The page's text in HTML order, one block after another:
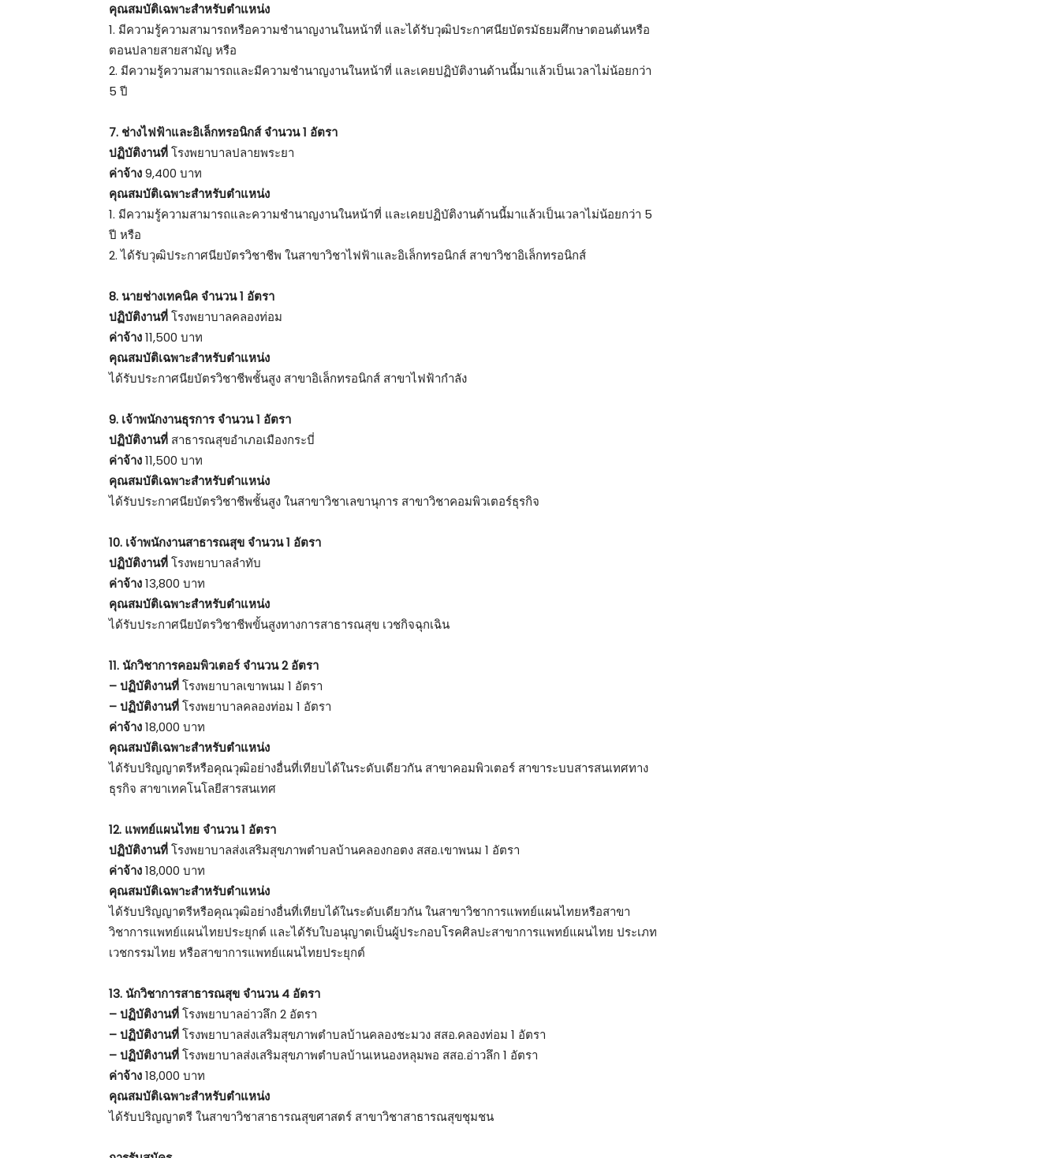
คุณสมบัติเฉพาะสำหรับตำแหน่ง
1. มีความรู้ความสามารถหรือความชำนาญงานในหน้าที่ และได้รับวุฒิประกาศนียบัตรมัธยมศึกษาตอนต้นหรือ
ตอนปลายสายสามัญ หรือ
2. มีความรู้ความสามารถและมีความชำนาญงานในหน้าที่ และเคยปฏิบัติงานด้านนี้มาแล้วเป็นเวลาไม่น้อยกว่า
5 ปี
7. ช่างไฟฟ้าและอิเล็กทรอนิกส์ จำนวน 1 อัตรา
ปฏิบัติงานที่โรงพยาบาลปลายพระยา
ค่าจ้าง9,400 บาท
คุณสมบัติเฉพาะสำหรับตำแหน่ง
1. มีความรู้ความสามารถและความชำนาญงานในหน้าที่ และเคยปฏิบัติงานต้านนี้มาแล้วเป็นเวลาไม่น้อยกว่า 5
ปี หรือ
2. ได้รับวุฒิประกาศนียบัตรวิชาชีพ ในสาขาวิชาไฟฟ้าและอิเล็กทรอนิกส์ สาขาวิชาอิเล็กทรอนิกส์
8. นายช่างเทคนิค จำนวน 1 อัตรา
ปฏิบัติงานที่โรงพยาบาลคลองท่อม
ค่าจ้าง11,500 บาท
คุณสมบัติเฉพาะสำหรับตำแหน่ง
ได้รับประกาศนียบัตรวิชาชีพชั้นสูง สาขาอิเล็กทรอนิกส์ สาขาไฟฟ้ากำลัง
9. เจ้าพนักงานธุรการ จำนวน 1 อัตรา
ปฏิบัติงานที่ สาธารณสุขอำเภอเมืองกระบี่
ค่าจ้าง11,500 บาท
คุณสมบัติเฉพาะสำหรับตำแหน่ง
ได้รับประกาศนียบัตรวิชาชีพชั้นสูง ในสาขาวิชาเลขานุการ สาขาวิชาคอมพิวเตอร์ธุรกิจ
10. เจ้าพนักงานสาธารณสุข จำนวน 1 อัตรา
ปฏิบัติงานที่โรงพยาบาลลำทับ
ค่าจ้าง13,800 บาท
คุณสมบัติเฉพาะสำหรับตำแหน่ง
ได้รับประกาศนียบัตรวิชาชีพขั้นสูงทางการสาธารณสุข เวชกิจฉุกเฉิน
11. นักวิชาการคอมพิวเตอร์ จำนวน 2 อัตรา
– ปฏิบัติงานที่โรงพยาบาลเขาพนม 1 อัตรา
– ปฏิบัติงานที่โรงพยาบาลคลองท่อม 1 อัตรา
ค่าจ้าง18,000 บาท
คุณสมบัติเฉพาะสำหรับตำแหน่ง
ได้รับปริญญาตรีหรือคุณวุฒิอย่างอื่นที่เทียบได้ในระดับเดียวกัน สาขาคอมพิวเตอร์ สาขาระบบสารสนเทศทาง
ธุรกิจ สาขาเทคโนโลยีสารสนเทศ
12. แพทย์แผนไทย จำนวน 1 อัตรา
ปฏิบัติงานที่โรงพยาบาลส่งเสริมสุขภาพตำบลบ้านคลองกอตง สสอ.เขาพนม 1 อัตรา
ค่าจ้าง18,000 บาท
คุณสมบัติเฉพาะสำหรับตำแหน่ง
ได้รับปริญญาตรีหรือคุณวุฒิอย่างอื่นที่เทียบได้ในระดับเดียวกัน ในสาขาวิชาการแพทย์แผนไทยหรือสาขา
วิชาการแพทย์แผนไทยประยุกต์ และได้รับใบอนุญาตเป็นผู้ประกอบโรคศิลปะสาขาการแพทย์แผนไทย ประเภท
เวชกรรมไทย หรือสาขาการแพทย์แผนไทยประยุกต์
13. นักวิชาการสาธารณสุข จำนวน 4 อัตรา
– ปฏิบัติงานที่โรงพยาบาลอ่าวลึก 2 อัตรา
– ปฏิบัติงานที่โรงพยาบาลส่งเสริมสุขภาพตำบลบ้านคลองชะมวง สสอ.คลองท่อม 1 อัตรา
– ปฏิบัติงานที่โรงพยาบาลส่งเสริมสุขภาพตำบลบ้านเหนองหลุมพอ สสอ.อ่าวลึก 1 อัตรา
ค่าจ้าง18,000 บาท
คุณสมบัติเฉพาะสำหรับตำแหน่ง
ได้รับปริญญาตรี ในสาขาวิชาสาธารณสุขศาสตร์ สาขาวิชาสาธารณสุขชุมชน